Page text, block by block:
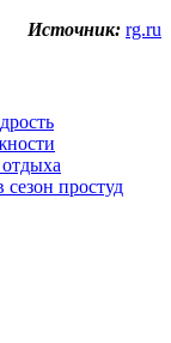
Источник: rg.ru
простуд